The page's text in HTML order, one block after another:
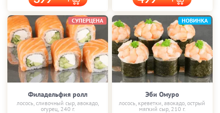
Филадельфия ролл
лосось, сливочный сыр, авокадо,
огурец, 240 г.
СУПЕРЦЕНА
Эби Омуро
лосось, креветки, авокадо, острый
мягкий сыр, 210 г.
НОВИНКА